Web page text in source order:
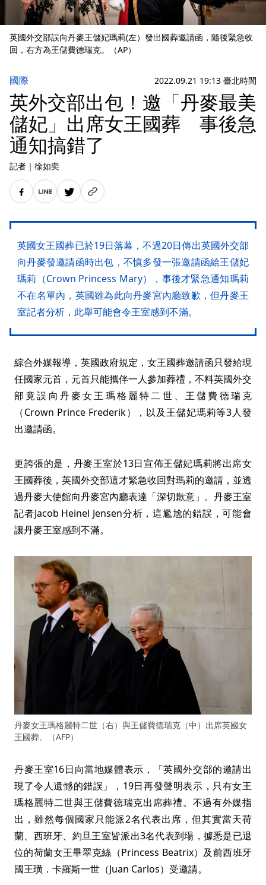
英國外交部誤向丹麥王儲妃瑪莉(左）發出國葬邀請函，隨後緊急收
回，右方為王儲費德瑞克。（AP）
國際 2022.09.21 19:13 臺北時間
英外交部出包！邀「丹麥最美
儲妃」出席女王國葬 事後急
通知搞錯了
記者 ｜ 徐如奕
英國女王國葬已於19日落幕，不過20日傳出英國外交部
向丹麥發邀請函時出包，不慎多發一張邀請函給王儲妃
瑪莉（Crown Princess Mary），事後才緊急通知瑪莉
不在名單內，英國雖為此向丹麥宮內廳致歉，但丹麥王
室記者分析，此舉可能會令王室感到不滿。
綜合外媒報導，英國政府規定，女王國葬邀請函只發給現
任國家元首，元首只能攜伴一人參加葬禮，不料英國外交
部竟誤向丹麥女王瑪格麗特二世、王儲費德瑞克
（Crown Prince Frederik），以及王儲妃瑪莉等3人發
出邀請函。
更誇張的是，丹麥王室於13日宣佈王儲妃瑪莉將出席女
王國葬後，英國外交部這才緊急收回對瑪莉的邀請，並透
過丹麥大使館向丹麥宮內廳表達「深切歉意」。丹麥王室
記者Jacob Heinel Jensen分析，這尷尬的錯誤，可能會
讓丹麥王室感到不滿。
丹麥女王瑪格麗特二世（右）與王儲費德瑞克（中）出席英國女
王國葬。（AFP）
丹麥王室16日向當地媒體表示，「英國外交部的邀請出
現了令人遺憾的錯誤」，19日再發聲明表示，只有女王
瑪格麗特二世與王儲費德瑞克出席葬禮。不過有外媒指
出，雖然每個國家只能派2名代表出席，但其實當天荷
蘭、西班牙、約旦王室皆派出3名代表到場，據悉是已退
位的荷蘭女王畢翠克絲（Princess Beatrix）及前西班牙
國王璜．卡羅斯一世（Juan Carlos）受邀請。